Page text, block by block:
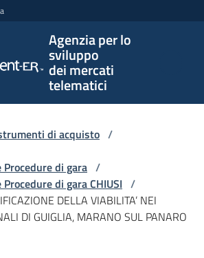
Agenzia per lo
sviluppo
dei mercati
telematici
lo
sviluppo
di acquisto /
di gara /
di gara CHIUSI /
DELLA VIABILITA’ NEI
DI GUIGLIA, MARANO SUL PANARO